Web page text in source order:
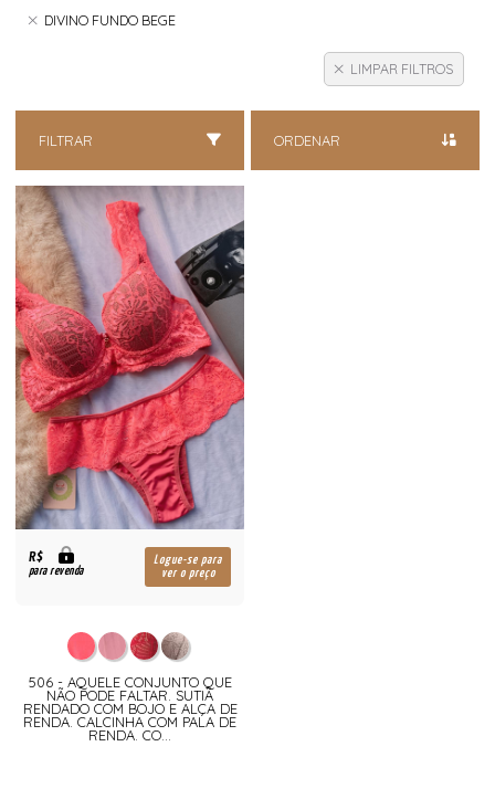
DIVINO FUNDO BEGE
LIMPAR FILTROS
FILTRAR ORDENAR
R$
para revenda
Logue-se para
ver o preço
506 - AQUELE CONJUNTO QUE
NÃO PODE FALTAR. SUTIÃ
RENDADO COM BOJO E ALÇA DE
RENDA. CALCINHA COM PALA DE
RENDA. CO...